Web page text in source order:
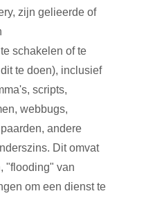
zijn gelieerde of
schakelen of te
te doen), inclusief
scripts,
webbugs,
andere
Dit omvat
"flooding" van
om een dienst te